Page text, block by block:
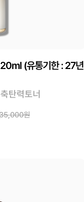
(유통기한 : 27년
탄력토너
원